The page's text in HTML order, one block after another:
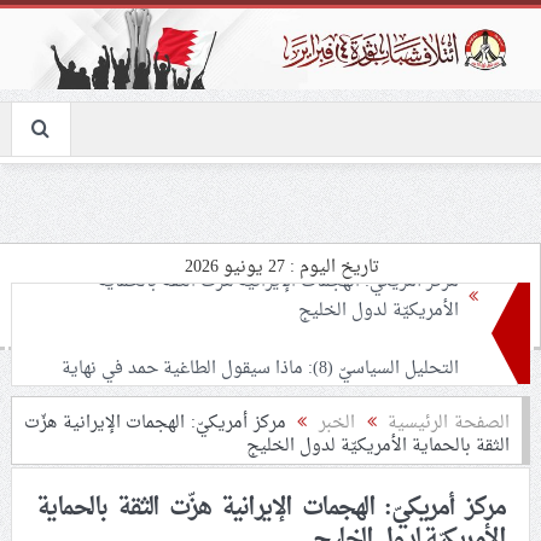
تاريخ اليوم : 27 يونيو 2026
التحليل السياسيّ (8): ماذا سيقول الطاغية حمد في نهاية
الأرض: «مثلي لا يبايع مثله»
نسائيّة ائتلاف 14 فبراير: اعتقال «الأستاذة فاطمة هارون»
يأتي في سياق الحرب على شيعة البحرين
لجنة مراسم الوداع والتشييع ومواراة الجثمان للإمام الشهيد
الصفحة الرئيسية الخبر مركز أمريكيّ: الهجمات الإيرانية هزّت
الثقة بالحماية الأمريكيّة لدول الخليج
مركز أمريكيّ: الهجمات الإيرانية هزّت الثقة بالحماية